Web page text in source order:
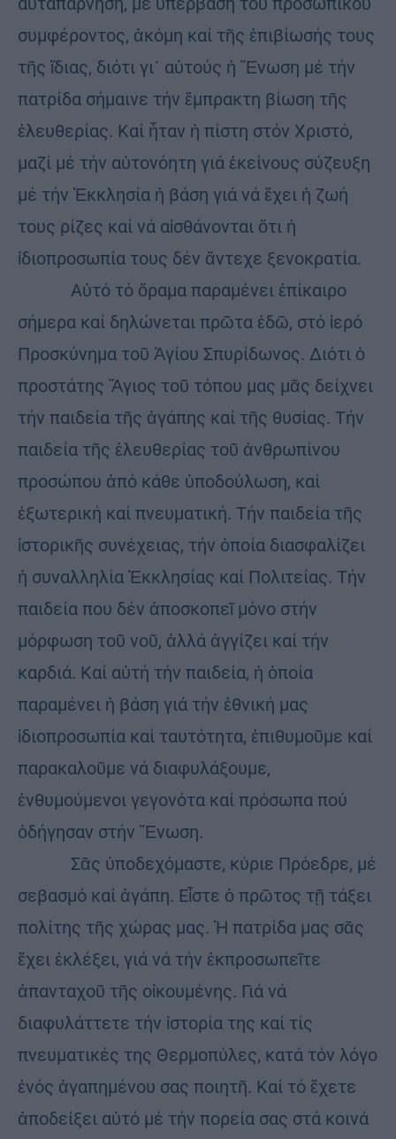
συμφέροντος, ἀκόμη καί τῆς ἐπιβίωσής τους
τῆς ἴδιας, διότι γι᾽ αὐτούς ἡ Ἕνωση μέ τήν
πατρίδα σήμαινε τήν ἔμπρακτη βίωση τῆς
ἐλευθερίας. Καί ἦταν ἡ πίστη στόν Χριστό,
μαζί μέ τήν αὐτονόητη γιά ἐκείνους σύζευξη
μέ τήν Ἐκκλησία ἡ βάση γιά νά ἔχει ἡ ζωή
τους ρίζες καί νά αἰσθάνονται ὅτι ἡ
ἰδιοπροσωπία τους δέν ἄντεχε ξενοκρατία.
Αὐτό τό ὅραμα παραμένει ἐπίκαιρο
σήμερα καί δηλώνεται πρῶτα ἐδῶ, στό ἱερό
Προσκύνημα τοῦ Ἁγίου Σπυρίδωνος. Διότι ὁ
προστάτης Ἅγιος τοῦ τόπου μας μᾶς δείχνει
τήν παιδεία τῆς ἀγάπης καί τῆς θυσίας. Τήν
παιδεία τῆς ἐλευθερίας τοῦ ἀνθρωπίνου
προσώπου ἀπό κάθε ὑποδούλωση, καί
ἐξωτερική καί πνευματική. Τήν παιδεία τῆς
ἱστορικῆς συνέχειας, τήν ὁποία διασφαλίζει
ἡ συναλληλία Ἐκκλησίας καί Πολιτείας. Τήν
παιδεία που δέν ἀποσκοπεῖ μόνο στήν
μόρφωση τοῦ νοῦ, ἀλλά ἀγγίζει καί τήν
καρδιά. Καί αὐτή τήν παιδεία, ἡ ὁποία
παραμένει ἡ βάση γιά τήν ἐθνική μας
ἰδιοπροσωπία καί ταυτότητα, ἐπιθυμοῦμε καί
παρακαλοῦμε νά διαφυλάξουμε,
ἐνθυμούμενοι γεγονότα καί πρόσωπα πού
ὁδήγησαν στήν Ἕνωση.
Σᾶς ὑποδεχόμαστε, κύριε Πρόεδρε, μέ
σεβασμό καί ἀγάπη. Εἶστε ὁ πρῶτος τῇ τάξει
πολίτης τῆς χώρας μας. Ἡ πατρίδα μας σᾶς
ἔχει ἐκλέξει, γιά νά τήν ἐκπροσωπεῖτε
ἀπανταχοῦ τῆς οἰκουμένης. Γιά νά
διαφυλάττετε τήν ἱστορία της καί τίς
πνευματικές της Θερμοπύλες, κατά τόν λόγο
ἑνός ἀγαπημένου σας ποιητῆ. Καί τό ἔχετε
ἀποδείξει αὐτό μέ τήν πορεία σας στά κοινά